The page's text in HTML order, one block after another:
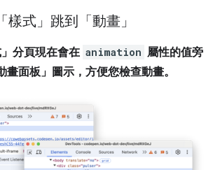
樣式」跳到「動畫」
」分頁現在會在 animation 屬性的值旁
畫面板」 圖示，方便您檢查動畫。